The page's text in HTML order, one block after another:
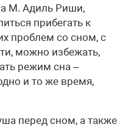
М. Адиль Риши,
прибегать к
проблем со сном, с
можно избежать,
режим сна –
и то же время,
перед сном, а также